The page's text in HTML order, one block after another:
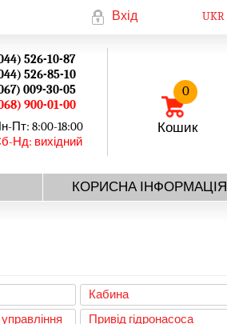
КОРИСНА ІНФОРМАЦІЯ
UKR
Вхід
526-10-87
526-85-10
009-30-05
900-01-00
Пт: 8:00-18:00
Нд: вихідний
0
Кошик
Кабина
Привід гідронасоса